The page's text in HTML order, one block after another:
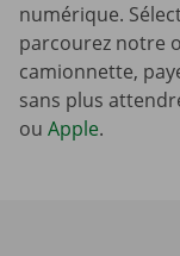
numérique.
parcourez notre
camionnette,
sans plus
ou Apple.